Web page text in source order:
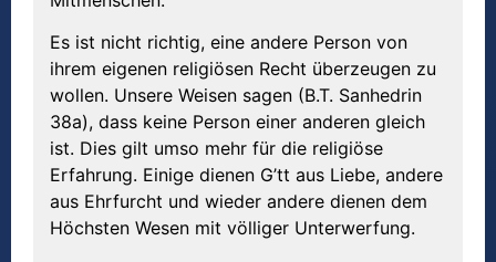
Es ist nicht richtig, eine andere Person von
ihrem eigenen religiösen Recht überzeugen zu
wollen. Unsere Weisen sagen (B.T. Sanhedrin
38a), dass keine Person einer anderen gleich
ist. Dies gilt umso mehr für die religiöse
Erfahrung. Einige dienen G’tt aus Liebe, andere
aus Ehrfurcht und wieder andere dienen dem
Höchsten Wesen mit völliger Unterwerfung.